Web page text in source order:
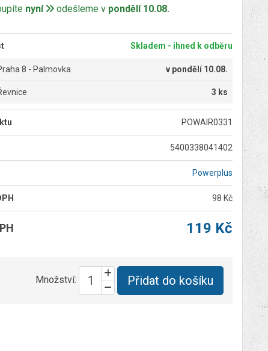
nyní odešleme v pondělí 10.08.
Skladem - ihned k odběru
8 - Palmovka v pondělí 10.08.
3 ks
POWAIR0331
5400338041402
Powerplus
98 Kč
119 Kč
Množství: Přidat do košíku